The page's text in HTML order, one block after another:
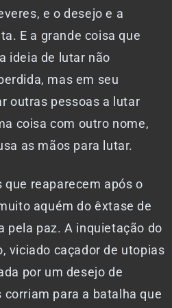
e o desejo e a
E a grande coisa que
ideia de lutar não
mas em seu
outras pessoas a lutar
coisa com outro nome,
as mãos para lutar.
reaparecem após o
aquém do êxtase de
pela paz. A inquietação do
viciado caçador de utopias
por um desejo de
corriam para a batalha que